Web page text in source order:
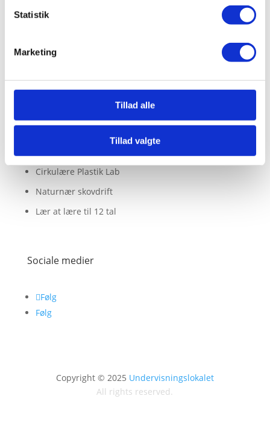
Statistik
Marketing
Tillad alle
Tillad valgte
Videoer
Biologi
Cirkulære Plastik Lab
Naturnær skovdrift
Lær at lære til 12 tal
Sociale medier
Følg
Følg
Copyright © 2025 Undervisningslokalet
All rights reserved.